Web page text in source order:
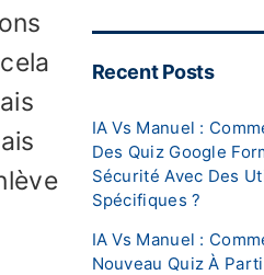
Recent Posts
IA Vs Manuel :
Des Quiz Google
Sécurité Avec Des
Spécifiques ?
IA Vs Manuel :
Nouveau Quiz À